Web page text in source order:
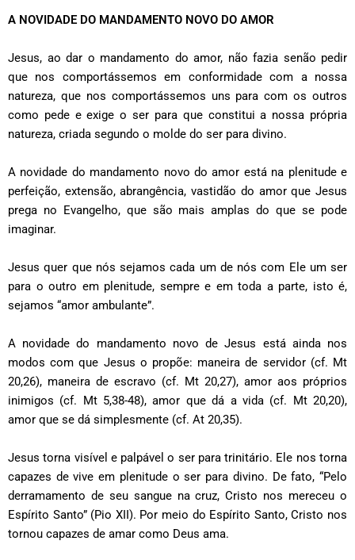
A NOVIDADE DO MANDAMENTO NOVO DO AMOR
Jesus, ao dar o mandamento do amor, não fazia senão pedir
que nos comportássemos em conformidade com a nossa
natureza, que nos comportássemos uns para com os outros
como pede e exige o ser para que constitui a nossa própria
natureza, criada segundo o molde do ser para divino.
A novidade do mandamento novo do amor está na plenitude e
perfeição, extensão, abrangência, vastidão do amor que Jesus
prega no Evangelho, que são mais amplas do que se pode
imaginar.
Jesus quer que nós sejamos cada um de nós com Ele um ser
para o outro em plenitude, sempre e em toda a parte, isto é,
sejamos “amor ambulante”.
A novidade do mandamento novo de Jesus está ainda nos
modos com que Jesus o propõe: maneira de servidor (cf. Mt
20,26), maneira de escravo (cf. Mt 20,27), amor aos próprios
inimigos (cf. Mt 5,38-48), amor que dá a vida (cf. Mt 20,20),
amor que se dá simplesmente (cf. At 20,35).
Jesus torna visível e palpável o ser para trinitário. Ele nos torna
capazes de vive em plenitude o ser para divino. De fato, “Pelo
derramamento de seu sangue na cruz, Cristo nos mereceu o
Espírito Santo” (Pio XII). Por meio do Espírito Santo, Cristo nos
tornou capazes de amar como Deus ama.